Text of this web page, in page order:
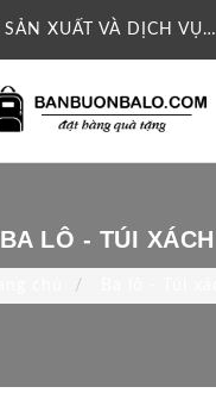
CÔNG TY TNHH SẢN XUẤT VÀ DỊCH VỤ THƯƠNG MẠI CHIỀU NGA
BA LÔ - TÚI XÁCH